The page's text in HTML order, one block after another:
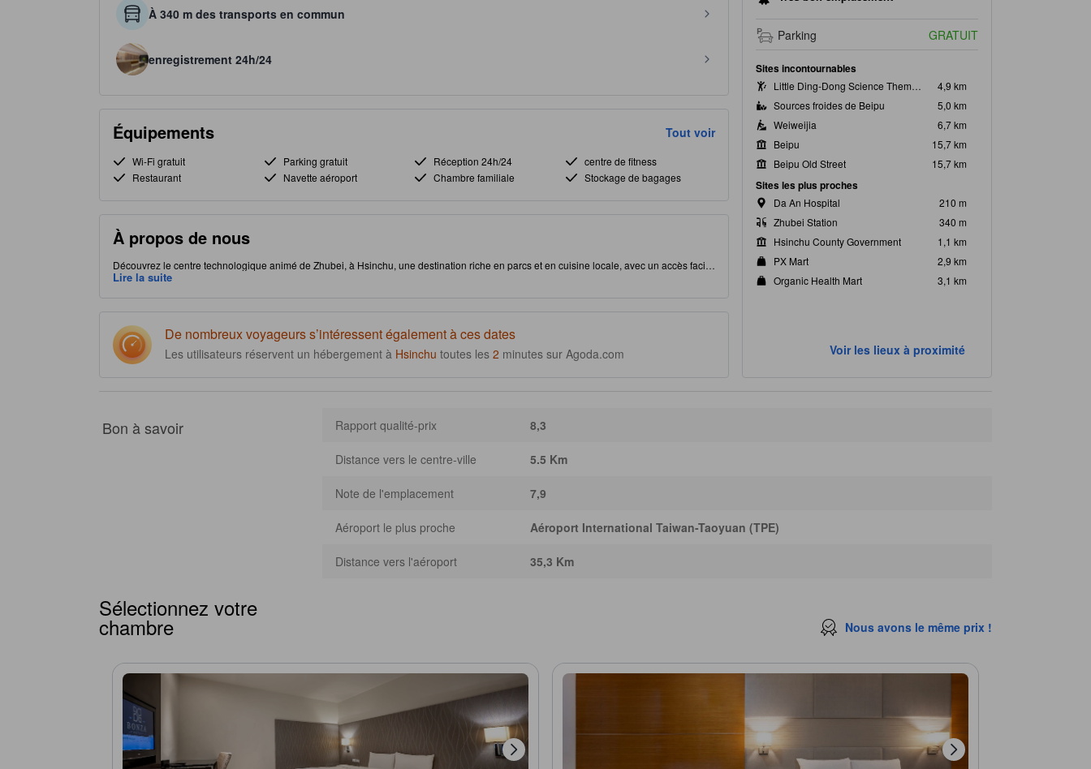
À 340 m des transports en commun
enregistrement 24h/24
Équipements Tout voir
Wi-Fi gratuit Parking gratuit Réception 24h/24
centre de fitness
Restaurant
Navette aéroport Chambre familiale Stockage de bagages
À propos de nous
Découvrez le centre technologique animé de Zhubei, à Hsinchu, une destination riche en parcs et en cuisine locale, avec un accès facile
au train à grande vitesse de Taïwan. Hotel Bonza propose une gamme d'équipements, y compris un service de petit-déjeuner à emporter
Lire la suite
De nombreux voyageurs s’intéressent également à ces dates
Les utilisateurs réservent un hébergement à Hsinchu toutes les 2 minutes sur Agoda.com
Parking GRATUIT
Sites incontournables
Little Ding-Dong Science Theme Park
4,9 km
Sources froides de Beipu
5,0 km
Weiweijia
6,7 km
Beipu
15,7 km
Beipu Old Street
15,7 km
Sites les plus proches
Da An Hospital
210 m
Zhubei Station
340 m
Hsinchu County Government
1,1 km
PX Mart
2,9 km
Organic Health Mart
3,1 km
Voir les lieux à proximité
Bon à savoir Rapport qualité-prix 8,3
Distance vers le centre-ville 5.5 Km
Note de l'emplacement 7,9
Aéroport le plus proche Aéroport International Taiwan-Taoyuan (TPE)
Distance vers l'aéroport 35,3 Km
Sélectionnez votre
chambre Nous avons le même prix !